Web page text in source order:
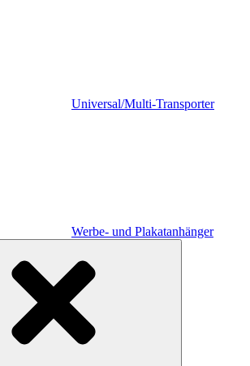
Universal/Multi-Transporter
Werbe- und Plakatanhänger